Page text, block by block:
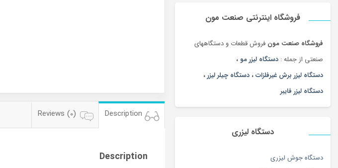
ماشین آلات(68)
فروشگاه اینترنتی صنعت مون
فروشگاه صنعت مون فروش قطعات و دستگاههای
صنعتی از جمله : دستگاه لیزر مو ،
دستگاه لیزر برش غیرفلزات، دستگاه چیلر لیزر،
دستگاه لیزر فایبر
دستگاه لیزری
دستگاه جوش لیزری
Description
Reviews (0)
Description